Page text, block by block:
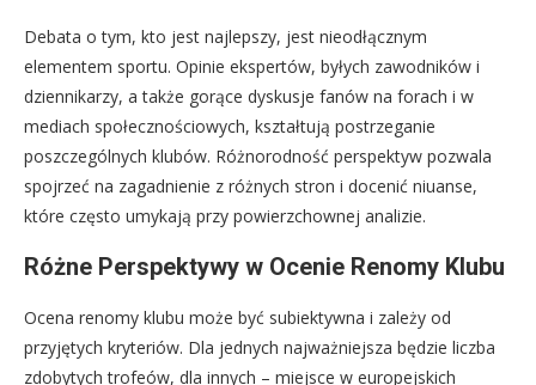
Debata o tym, kto jest najlepszy, jest nieodłącznym
elementem sportu. Opinie ekspertów, byłych zawodników i
dziennikarzy, a także gorące dyskusje fanów na forach i w
mediach społecznościowych, kształtują postrzeganie
poszczególnych klubów. Różnorodność perspektyw pozwala
spojrzeć na zagadnienie z różnych stron i docenić niuanse,
które często umykają przy powierzchownej analizie.
Różne Perspektywy w Ocenie Renomy Klubu
Ocena renomy klubu może być subiektywna i zależy od
przyjętych kryteriów. Dla jednych najważniejsza będzie liczba
zdobytych trofeów, dla innych – miejsce w europejskich